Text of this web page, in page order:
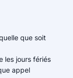
que soit
les jours fériés
appel